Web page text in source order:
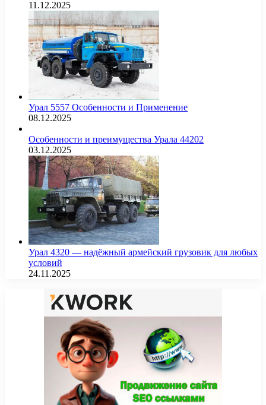
11.12.2025
Урал 5557 Особенности и Применение
08.12.2025
Особенности и преимущества Урала 44202
03.12.2025
Урал 4320 — надёжный армейский грузовик для любых
условий
24.11.2025